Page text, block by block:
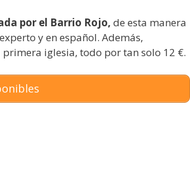
por el Barrio Rojo, de esta manera
y en español. Además,
iglesia, todo por tan solo 12 €.